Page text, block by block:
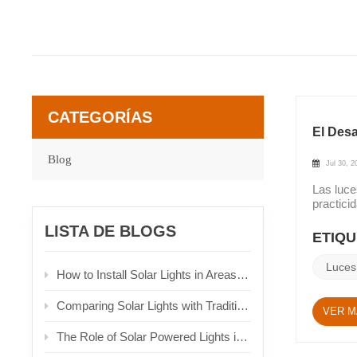
El
Jul 30,
Las
cuerda
solares
VER
CATEGORÍAS
Blog
LISTA DE BLOGS
How to Install Solar Lights in Areas with Limited Sunlight
Comparing Solar Lights with Traditional Lighting Solutions
The Role of Solar Powered Lights in Urban Planning